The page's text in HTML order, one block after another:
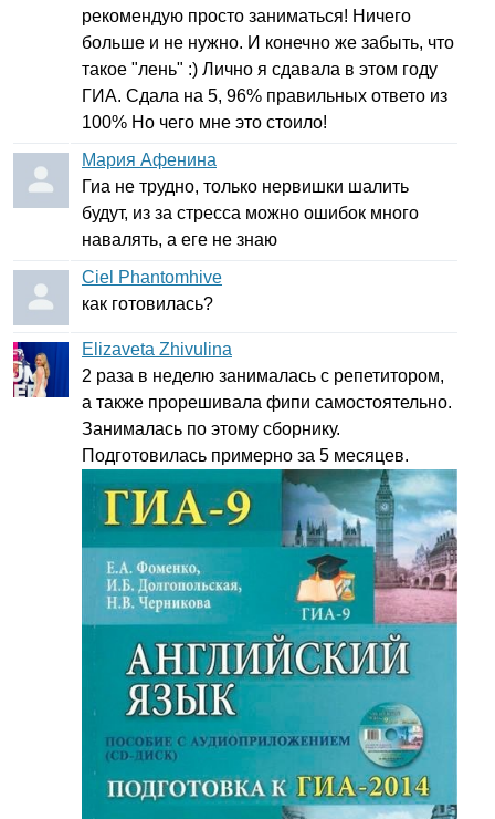
рекомендую просто заниматься! Ничего
больше и не нужно. И конечно же забыть, что
такое "лень" :) Лично я сдавала в этом году
ГИА. Сдала на 5, 96% правильных ответо из
100% Но чего мне это стоило!
Мария Афенина
Гиа не трудно, только нервишки шалить
будут, из за стресса можно ошибок много
навалять, а еге не знаю
Ciel Phantomhive
как готовилась?
Elizaveta Zhivulina
2 раза в неделю занималась с репетитором,
а также прорешивала фипи самостоятельно.
Занималась по этому сборнику.
Подготовилась примерно за 5 месяцев.